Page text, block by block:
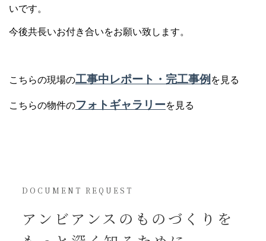
いです。
今後共長いお付き合いをお願い致します。
こちらの現場の工事中レポート・完工事例 を見る
こちらの物件のフォトギャラリーを見る
DOCUMENT REQUEST
アンビアンスの ものづくりを